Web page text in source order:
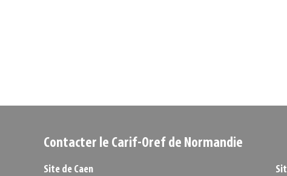
Contacter le Carif-Oref de Normandie
Site de Caen